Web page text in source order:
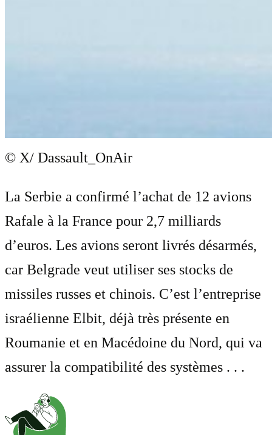
© X/ Dassault_OnAir
La Serbie a confirmé l’achat de 12 avions
Rafale à la France pour 2,7 milliards
d’euros. Les avions seront livrés désarmés,
car Belgrade veut utiliser ses stocks de
missiles russes et chinois. C’est l’entreprise
israélienne Elbit, déjà très présente en
Roumanie et en Macédoine du Nord, qui va
assurer la compatibilité des systèmes . . .